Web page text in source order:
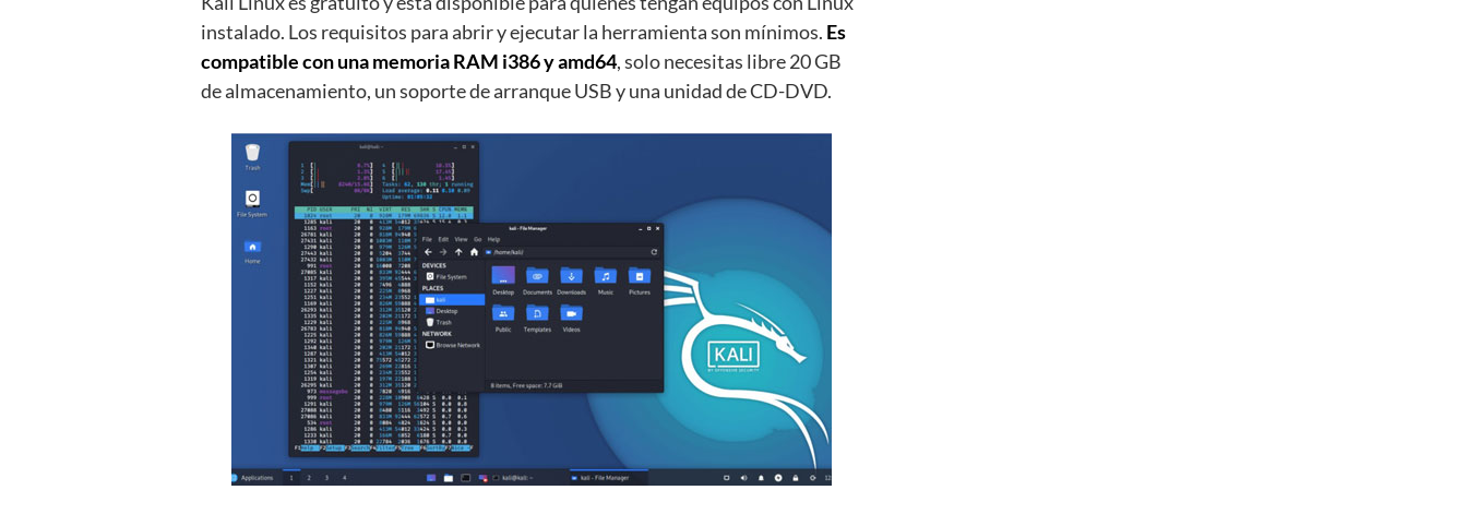
instalado. Los requisitos para abrir y ejecutar la herramienta son mínimos. Es
compatible con una memoria RAM i386 y amd64, solo necesitas libre 20 GB
de almacenamiento, un soporte de arranque USB y una unidad de CD-DVD.